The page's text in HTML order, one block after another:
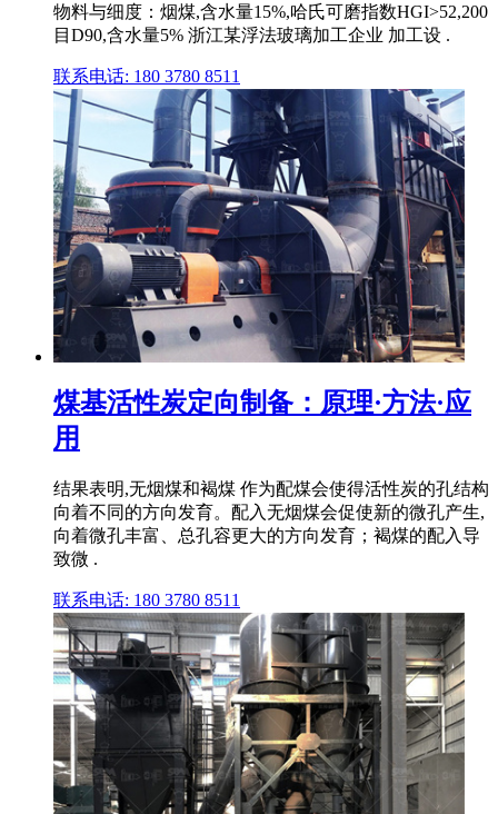
物料与细度：烟煤,含水量15%,哈氏可磨指数HGI>52,200
目D90,含水量5% 浙江某浮法玻璃加工企业 加工设 .
联系电话: 180 3780 8511
煤基活性炭定向制备：原理·方法·应
用
结果表明,无烟煤和褐煤 作为配煤会使得活性炭的孔结构
向着不同的方向发育。配入无烟煤会促使新的微孔产生,
向着微孔丰富、总孔容更大的方向发育；褐煤的配入导
致微 .
联系电话: 180 3780 8511